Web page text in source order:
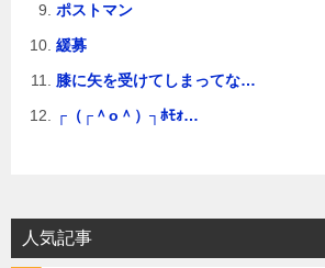
ポストマン
緩募
膝に矢を受けてしまってな…
┌（┌＾o＾）┐ﾎﾓｫ…
人気記事